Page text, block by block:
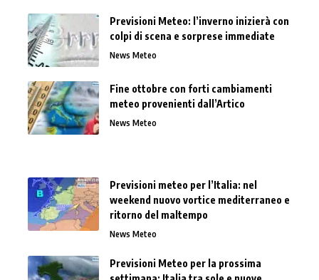
Previsioni Meteo: l’inverno inizierà con
colpi di scena e sorprese immediate
News Meteo
Fine ottobre con forti cambiamenti
meteo provenienti dall’Artico
News Meteo
Previsioni meteo per l’Italia: nel
weekend nuovo vortice mediterraneo e
ritorno del maltempo
News Meteo
Previsioni Meteo per la prossima